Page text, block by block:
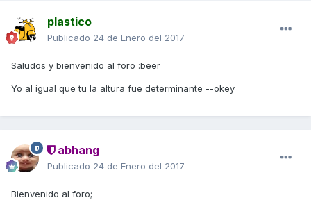
plastico
Publicado 24 de Enero del 2017
Saludos y bienvenido al foro :beer
Yo al igual que tu la altura fue determinante --okey
abhang
Publicado 24 de Enero del 2017
Bienvenido al foro;